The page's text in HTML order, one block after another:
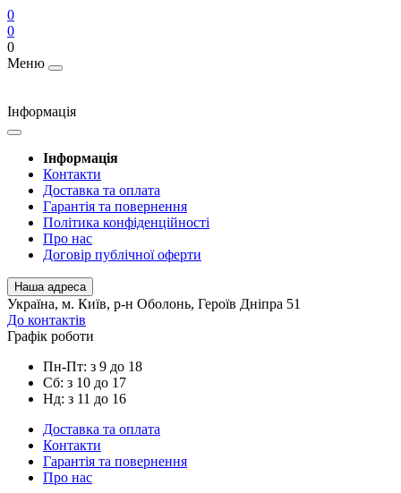
0
0
0
Меню
Інформація
Інформація
Контакти
Доставка та оплата
Гарантія та повернення
Політика конфіденційності
Про нас
Договір публічної оферти
Наша адреса
Українa, м. Київ, р-н Оболонь, Героїв Дніпра 51
До контактів
Графік роботи
Пн-Пт: з 9 до 18
Сб: з 10 до 17
Нд: з 11 до 16
Доставка та оплата
Контакти
Гарантія та повернення
Про нас